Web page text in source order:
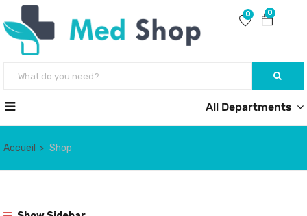
0
0
All Departments
Accueil Shop